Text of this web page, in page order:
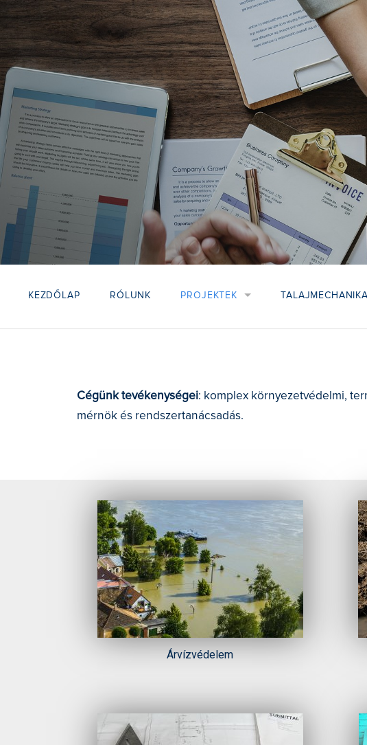
KEZDŐLAP RÓLUNK PROJEKTEK
VÍZRENDEZÉS, VÍZGAZDÁLKODÁS
PR KOMMUNIKÁCIÓ
Cégünk tevékenységei: komplex környezetvédelmi,
mérnök és rendszertanácsadás.
Árvízvédelem